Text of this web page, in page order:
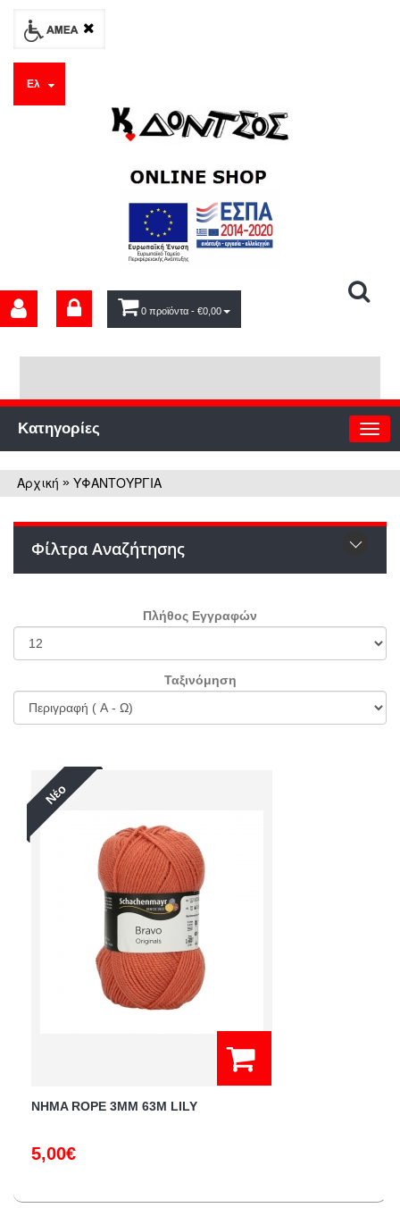
Ελ
0 προϊόντα - €0,00
Κατηγορίες
Αρχική » ΥΦΑΝΤΟΥΡΓΙΑ
Φίλτρα Αναζήτησης
Πλήθος Εγγραφών
Ταξινόμηση
Νέο
NHMA ROPE 3ΜΜ 63M LILY
5,00€